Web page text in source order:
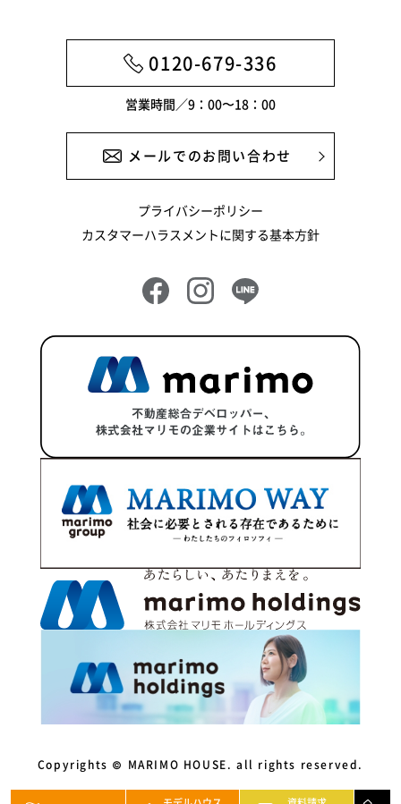
2024年9月
2024年8月
2024年6月
2024年5月
2024年3月
2024年1月
2023年12月
2023年11月
2023年10月
2023年7月
2023年4月
2023年3月
2023年2月
2022年12月
2022年10月
0120-679-336
営業時間／9：00〜18：00
メールでのお問い合わせ
プライバシーポリシー
カスタマーハラスメントに関する基本方針
Copyrights © MARIMO HOUSE. all rights reserved.